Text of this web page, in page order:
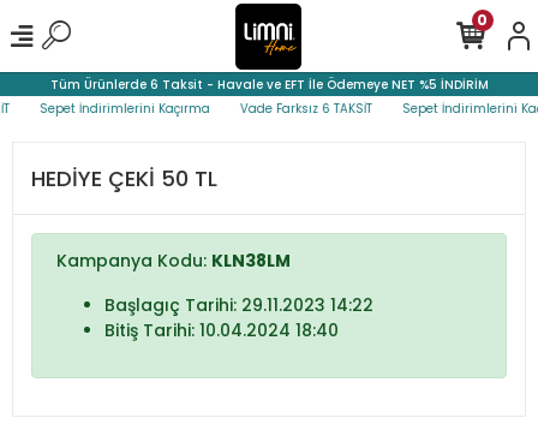
Tüm Ürünlerde 6 Taksit - Havale ve EFT İle Ödemeye NET %5 İNDİRİM
Sepet İndirimlerini Kaçırma Vade Farksız 6 TAKSİT Sepet İndirimlerini
0
HEDİYE ÇEKİ 50 TL
Kampanya Kodu: KLN38LM
Başlagıç Tarihi: 29.11.2023 14:22
Bitiş Tarihi: 10.04.2024 18:40